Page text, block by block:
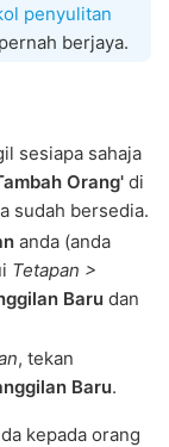
penyulitan
berjaya.
sesiapa sahaja
Orang' di
sudah bersedia.
anda (anda
Tetapan >
Baru dan
, tekan
Baru.
kepada orang